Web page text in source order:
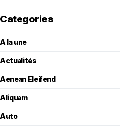
Categories
A la une
Actualités
Aenean Eleifend
Aliquam
Auto